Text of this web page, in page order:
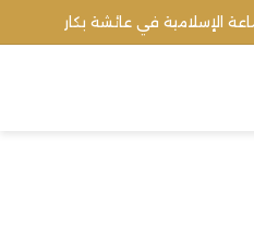
الإسلامية في عائشة بكار